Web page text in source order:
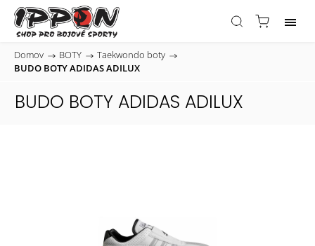
Domov / BOTY / Taekwondo boty /
BUDO BOTY ADIDAS ADILUX
BUDO BOTY ADIDAS ADILUX